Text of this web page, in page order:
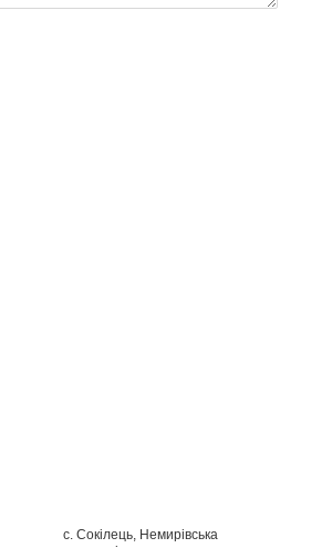
с. Сокілець, Немирівська